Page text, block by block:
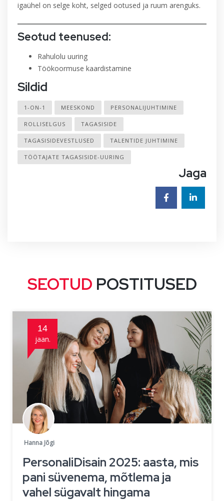
igaühel on selge koht, selged ootused ja ruum arenguks.
Seotud teenused:
Rahulolu uuring
Töökoormuse kaardistamine
Sildid
1-ON-1 MEESKOND PERSONALIJUHTIMINE
ROLLISELGUS TAGASISIDE
TAGASISIDEVESTLUSED TALENTIDE JUHTIMINE
TÖÖTAJATE TAGASISIDE-UURING
Jaga
SEOTUD POSTITUSED
14
jaan.
Hanna Jõgi
PersonaliDisain 2025: aasta, mis
pani süvenema, mõtlema ja
vahel sügavalt hingama